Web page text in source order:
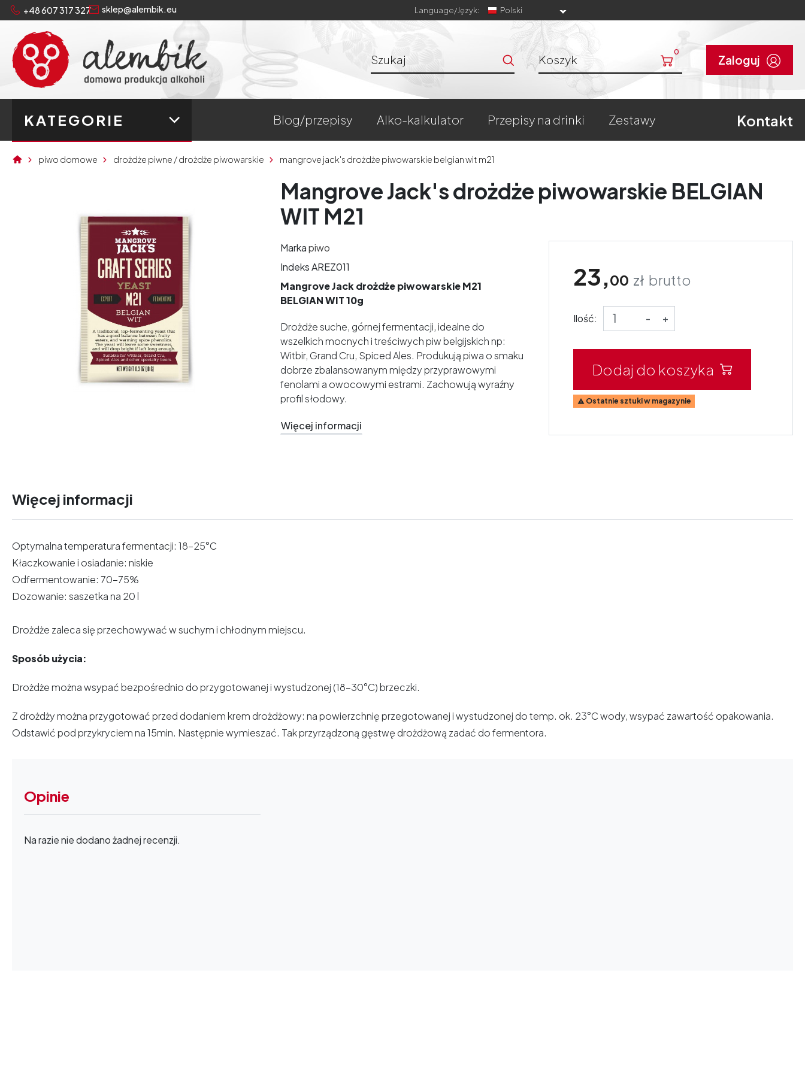
+48 607 317 327 sklep@alembik.eu Language/Język: Polski
Koszyk 0
Zaloguj
KATEGORIE blog/przepisy alko-kalkulator przepisy na drinki zestawy Kontakt
piwo domowe drożdże piwne / drożdże piwowarskie mangrove jack's drożdże piwowarskie belgian wit m21
Mangrove Jack's drożdże piwowarskie BELGIAN
WIT M21
Markapiwo
IndeksAREZ011
Mangrove Jack drożdże piwowarskie M21
BELGIAN WIT 10g
Drożdże suche, górnej fermentacji, idealne do
wszelkich mocnych i treściwych piw belgijskich np:
Witbir, Grand Cru, Spiced Ales. Produkują piwa o smaku
dobrze zbalansowanym między przyprawowymi
fenolami a owocowymi estrami. Zachowują wyraźny
profil słodowy.
Więcej informacji
23,00 zł brutto
Ilość: - +
Dodaj do koszyka
 Ostatnie sztuki w magazynie
Więcej informacji
Optymalna temperatura fermentacji: 18-25°C
Kłaczkowanie i osiadanie: niskie
Odfermentowanie: 70-75%
Dozowanie: saszetka na 20 l
Drożdże zaleca się przechowywać w suchym i chłodnym miejscu.
Sposób użycia:
Drożdże można wsypać bezpośrednio do przygotowanej i wystudzonej (18-30°C) brzeczki.
Z drożdży można przygotować przed dodaniem krem drożdżowy: na powierzchnię przegotowanej i wystudzonej do temp. ok. 23°C wody, wsypać zawartość opakowania.
Odstawić pod przykryciem na 15min. Następnie wymieszać. Tak przyrządzoną gęstwę drożdżową zadać do fermentora.
Opinie
Na razie nie dodano żadnej recenzji.